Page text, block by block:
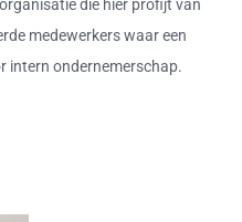
die hier profijt van
medewerkers waar een
intern ondernemerschap.